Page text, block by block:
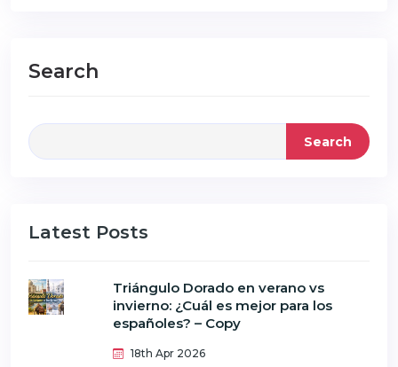
Search
Search
Latest Posts
Triángulo Dorado en verano vs
invierno: ¿Cuál es mejor para los
españoles? – Copy
18th Apr 2026